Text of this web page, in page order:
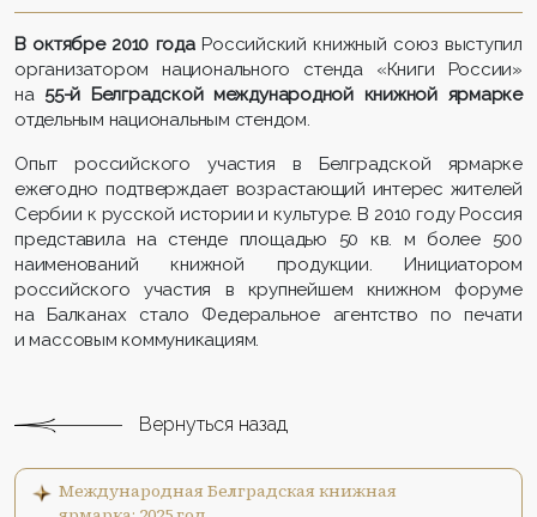
В октябре 2010 годаРоссийский книжный союз выступил
организатором национального стенда «Книги России»
на 55-й Белградской международной книжной ярмарке
отдельным национальным стендом.
Опыт российского участия в Белградской ярмарке
ежегодно подтверждает возрастающий интерес жителей
Сербии к русской истории и культуре. В 2010 году Россия
представила на стенде площадью 50 кв. м более 500
наименований книжной продукции. Инициатором
российского участия в крупнейшем книжном форуме
на Балканах стало Федеральное агентство по печати
и массовым коммуникациям.
Вернуться назад
Международная Белградская книжная